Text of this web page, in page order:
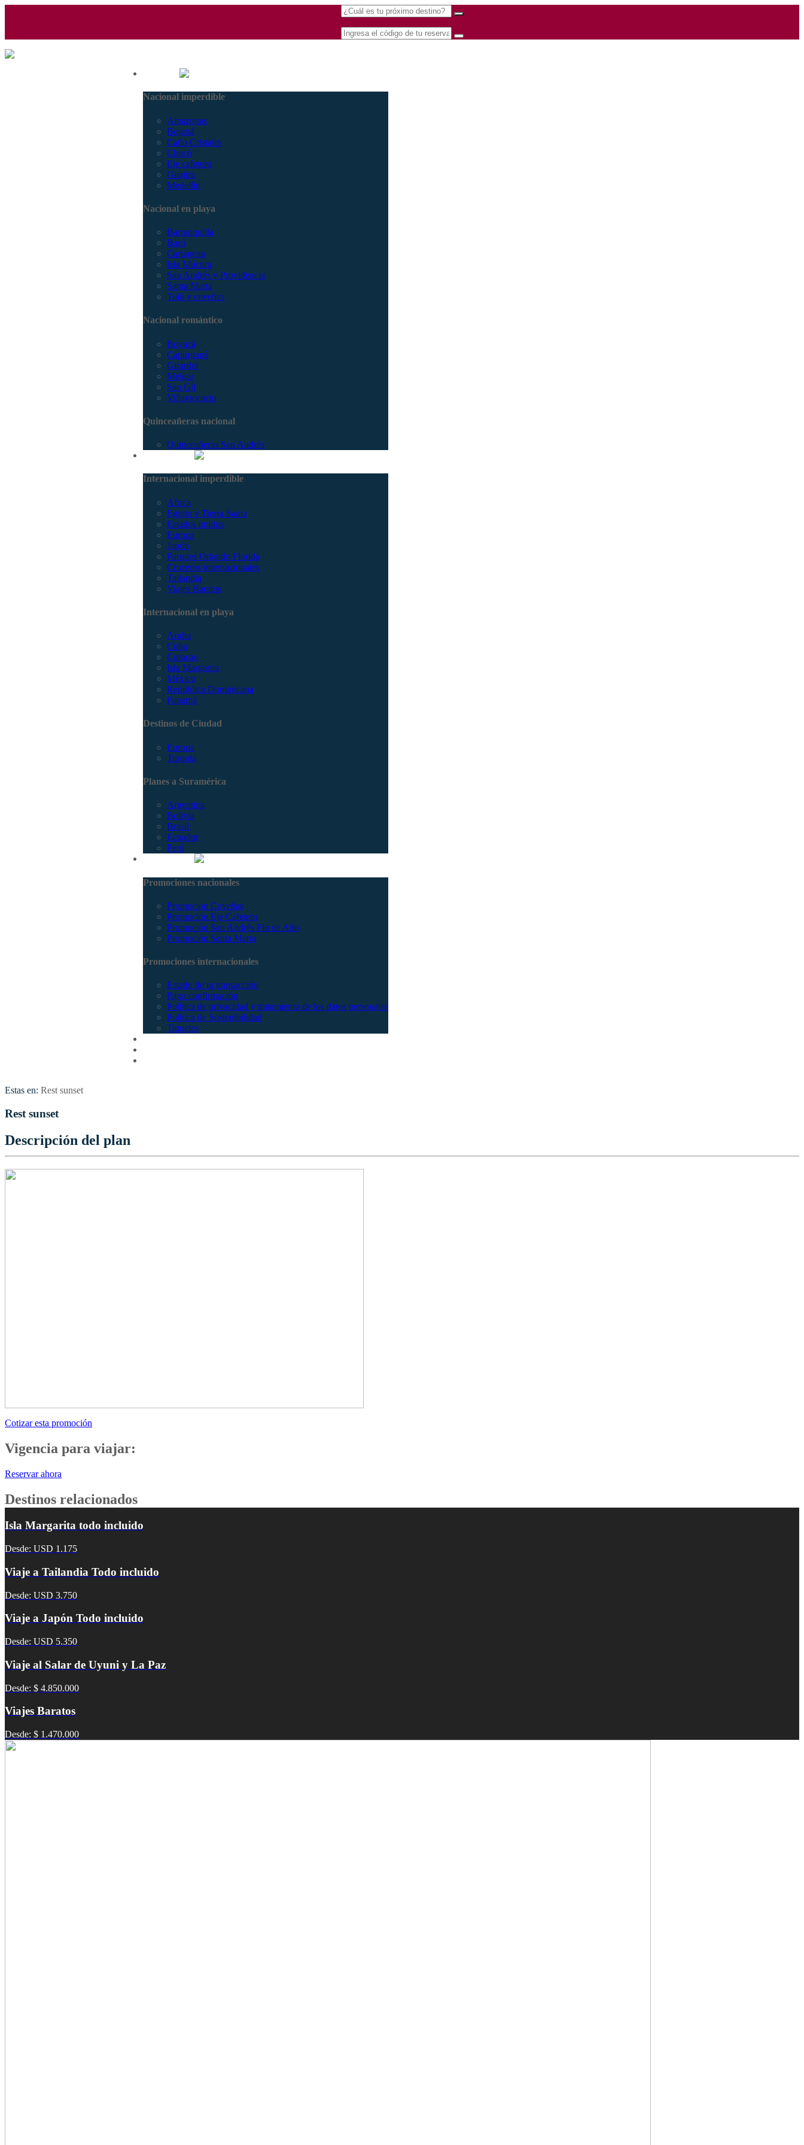
Nacional imperdible
Amazonas
Bogotá
Caño Cristales
Chocó
Eje cafetero
Guajira
Medellín
Nacional en playa
Barranquilla
Barú
Cartagena
Isla Múcura
San Andrés y Providencia
Santa Marta
Tolú y coveñas
Nacional romántico
Boyacá
Capurganá
Girardot
Melgar
San Gil
Villavicencio
Quinceañeras nacional
Quinceañeras San Andrés
Internacional imperdible
Africa
Egipto y Tierra Santa
Estados unidos
Europa
Japón
Parques Orlando Florida
Cruceros internacionales
Tailandia
Viajes Baratos
Internacional en playa
Aruba
Cuba
Curacao
Isla Margarita
México
República Dominicana
Panamá
Destinos de Ciudad
Europa
Turquía
Planes a Suramérica
Argentina
Bolivia
Brasil
Ecuador
Perú
Promociones nacionales
Promocion Coveñas
Promoción Eje Cafetero
Promoción San Andrés Fin de Año
Promoción Santa Marta
Promociones internacionales
Estado de tu transacción
Pago confirmación
Política de privacidad y tratamiento de los datos personales
Política de Sostenibilidad
Tiquetes
Estas en: Rest sunset
Rest sunset
Descripción del plan
Cotizar esta promoción
Vigencia para viajar:
Reservar ahora
Destinos relacionados
Isla Margarita todo incluido
Desde: USD 1.175
Viaje a Tailandia Todo incluido
Desde: USD 3.750
Viaje a Japón Todo incluido
Desde: USD 5.350
Viaje al Salar de Uyuni y La Paz
Desde: $ 4.850.000
Viajes Baratos
Desde: $ 1.470.000